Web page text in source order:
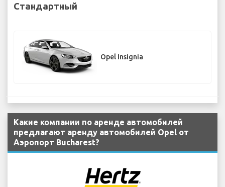
Стандартный
Opel Insignia
Какие компании по аренде автомобилей
предлагают аренду автомобилей Opel от
Аэропорт Bucharest?